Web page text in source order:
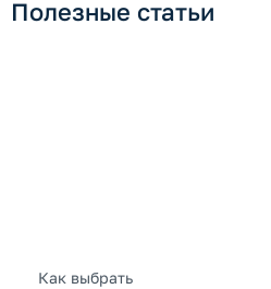
Полезные статьи
Как выбрать